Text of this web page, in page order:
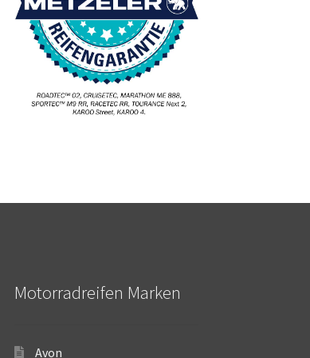
Motorradreifen Marken
Avon